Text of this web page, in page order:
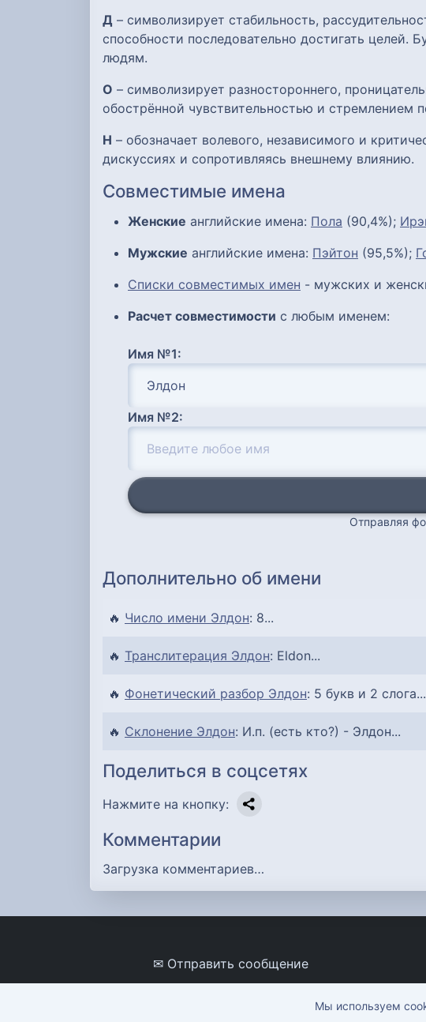
Д – символизирует стабильность,
способности последовательно достигать целей.
людям.
О – символизирует разностороннего,
обострённой чувствительностью и стремлением
Н – обозначает волевого, независимого и
дискуссиях и сопротивляясь внешнему влиянию.
Совместимые имена
Женские английские имена: Пола (90,4%);
Мужские английские имена: Пэйтон (95,5%);
Списки совместимых имен - мужских и
Расчет совместимости с любым именем:
Имя №1:
Имя №2:
Отправляя
Дополнительно об имени
🔥 Число имени Элдон: 8...
🔥 Транслитерация Элдон: Eldon...
🔥 Фонетический разбор Элдон: 5 букв и 2 слога...
🔥 Склонение Элдон: И.п. (есть кто?) - Элдон...
Поделиться в соцсетях
Нажмите на кнопку:
Комментарии
Загрузка комментариев…
✉ Отправить сообщение
Мы используем